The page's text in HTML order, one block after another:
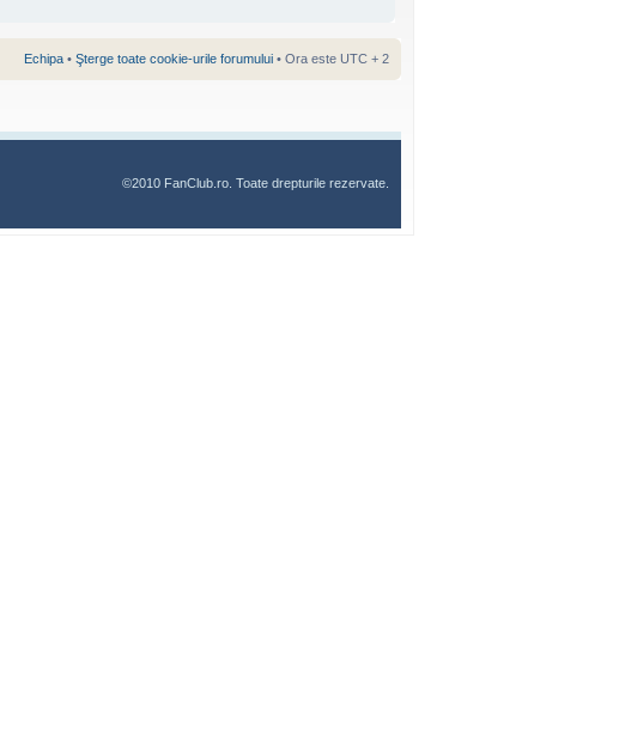
Echipa • Şterge toate cookie-urile forumului • Ora este UTC + 2
©2010 FanClub.ro. Toate drepturile rezervate.